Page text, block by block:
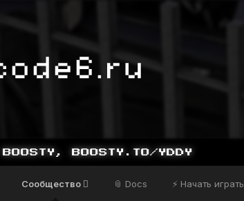
Сообщество 📎 Docs ⚡ Начать играть